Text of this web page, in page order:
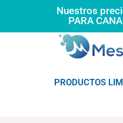
Nuestros
PARA
PRODUCTOS